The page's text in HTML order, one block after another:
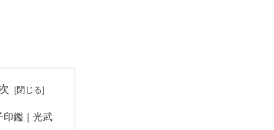
印鑑｜光武